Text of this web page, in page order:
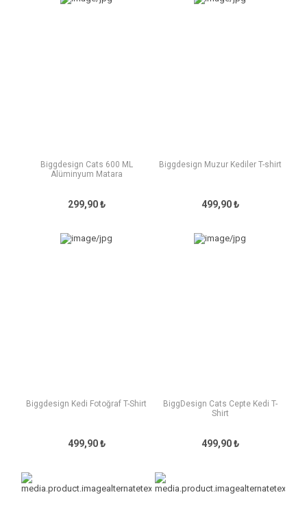
Biggdesign Cats 600 ML
Alüminyum Matara
299,90 ₺
Biggdesign Muzur Kediler T-shirt
499,90 ₺
Biggdesign Kedi Fotoğraf T-Shirt
499,90 ₺
BiggDesign Cats Cepte Kedi T-
Shirt
499,90 ₺